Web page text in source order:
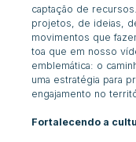
captação de
projetos, de ideias,
movimentos que
toa que em nosso
emblemática: o
uma estratégia para
engajamento no
Fortalecendo a